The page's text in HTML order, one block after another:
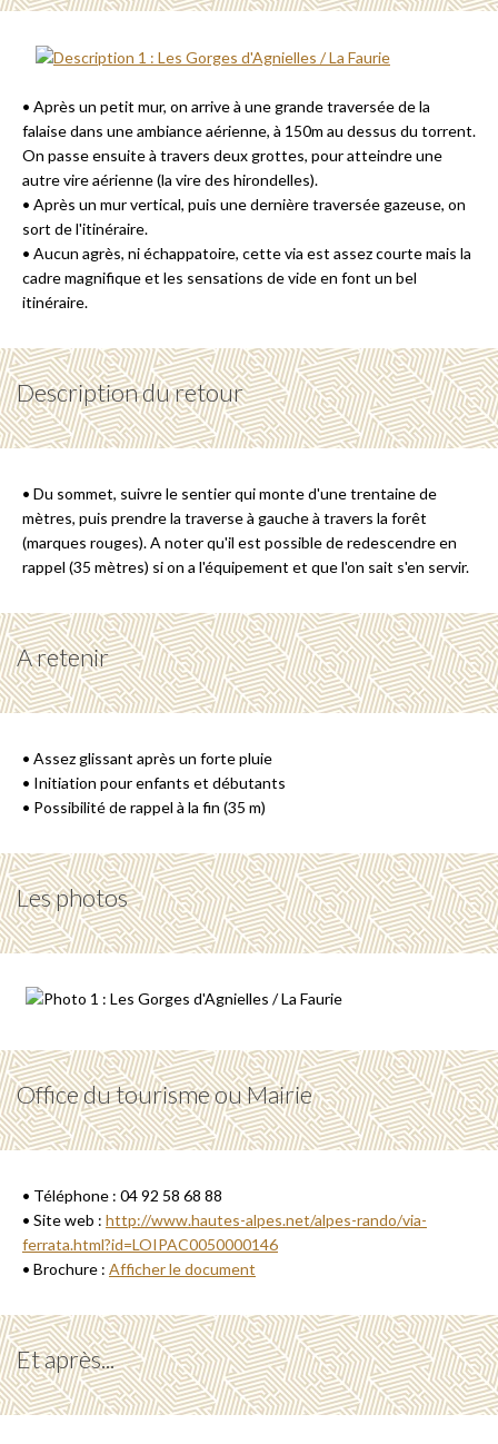
• Après un petit mur, on arrive à une grande traversée de la
falaise dans une ambiance aérienne, à 150m au dessus du torrent.
On passe ensuite à travers deux grottes, pour atteindre une
autre vire aérienne (la vire des hirondelles).
• Après un mur vertical, puis une dernière traversée gazeuse, on
sort de l'itinéraire.
• Aucun agrès, ni échappatoire, cette via est assez courte mais la
cadre magnifique et les sensations de vide en font un bel
itinéraire.
Description du retour
• Du sommet, suivre le sentier qui monte d'une trentaine de
mètres, puis prendre la traverse à gauche à travers la forêt
(marques rouges). A noter qu'il est possible de redescendre en
rappel (35 mètres) si on a l'équipement et que l'on sait s'en servir.
A retenir
• Assez glissant après un forte pluie
• Initiation pour enfants et débutants
• Possibilité de rappel à la fin (35 m)
Les photos
Office du tourisme ou Mairie
• Téléphone : 04 92 58 68 88
• Site web : http://www.hautes-alpes.net/alpes-rando/via-
ferrata.html?id=LOIPAC0050000146
• Brochure : Afficher le document
Et après...